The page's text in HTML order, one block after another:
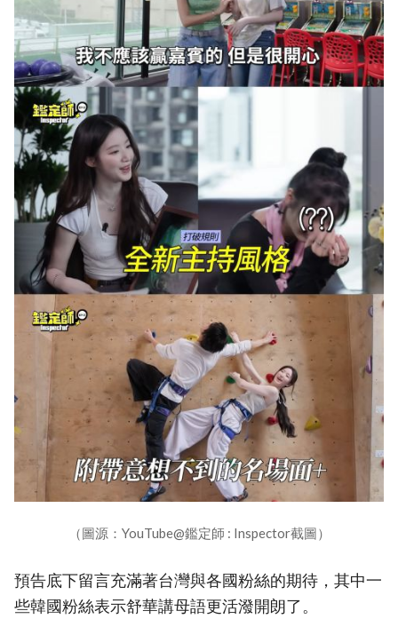
（圖源：YouTube@鑑定師 : Inspector截圖）
預告底下留言充滿著台灣與各國粉絲的期待，其中一
些韓國粉絲表示舒華講母語更活潑開朗了。